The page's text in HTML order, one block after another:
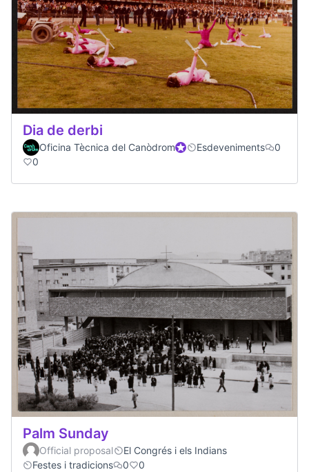
Dia de derbi
Oficina Tècnica del CanòdromOfficial participant
Esdeveniments
0
0
Palm Sunday
Official proposal
El Congrés i els Indians
Festes i tradicions
0 0